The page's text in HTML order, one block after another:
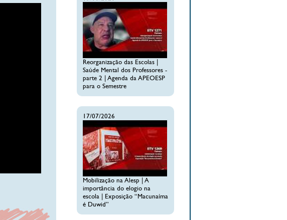
Reorganização das Escolas |
Saúde Mental dos Professores -
parte 2 | Agenda da APEOESP
para o Semestre
17/07/2026
Mobilização na Alesp | A
importância do elogio na
escola | Exposição “Macunaíma
é Duwid”